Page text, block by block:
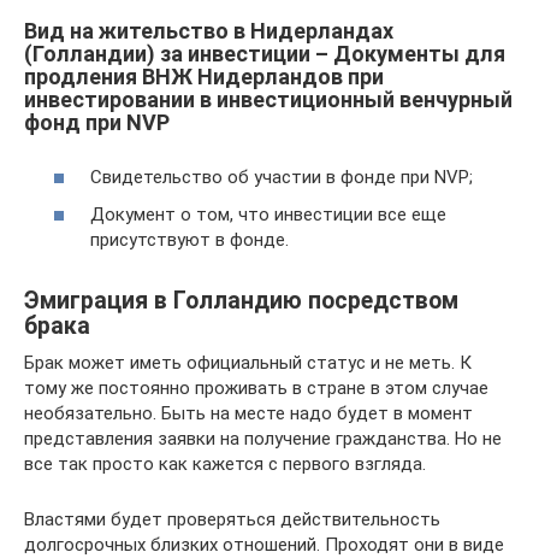
Вид на жительство в Нидерландах
(Голландии) за инвестиции – Документы для
продления ВНЖ Нидерландов при
инвестировании в инвестиционный венчурный
фонд при NVP
Свидетельство об участии в фонде при NVP;
Документ о том, что инвестиции все еще
присутствуют в фонде.
Эмиграция в Голландию посредством
брака
Брак может иметь официальный статус и не меть. К
тому же постоянно проживать в стране в этом случае
необязательно. Быть на месте надо будет в момент
представления заявки на получение гражданства. Но не
все так просто как кажется с первого взгляда.
Властями будет проверяться действительность
долгосрочных близких отношений. Проходят они в виде